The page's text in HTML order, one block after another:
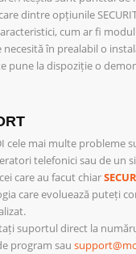
dintre opțiunile
cum ar fi
necesită în prealabil o
pune la dispoziție o
cele mai multe probleme
telefonici sau de un
care au facut chiar
care evoluează puteți
suportul direct la
program sau